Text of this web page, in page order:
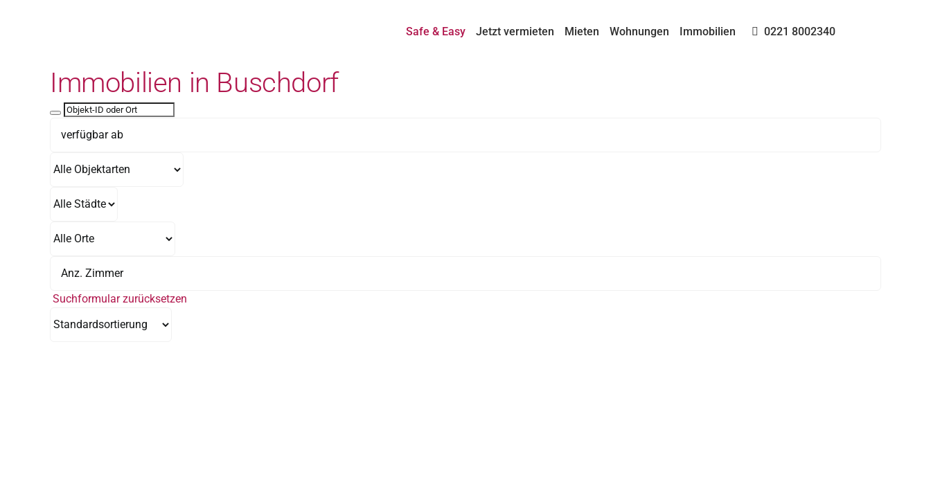
Safe & Easy Jetzt vermieten Mieten Wohnungen Immobilien 0221 8002340
Immobilien in Buschdorf
Suchformular zurücksetzen